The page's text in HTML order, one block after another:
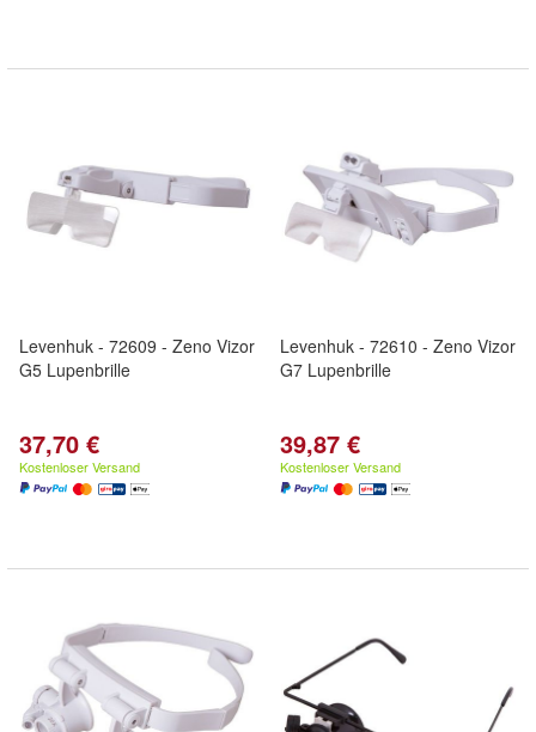
Levenhuk - 72609 - Zeno Vizor
G5 Lupenbrille
37,70 €
Kostenloser Versand
Levenhuk - 72610 - Zeno Vizor
G7 Lupenbrille
39,87 €
Kostenloser Versand